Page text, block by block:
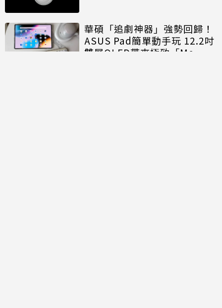
華碩「追劇神器」強勢回歸！
ASUS Pad簡單動手玩 12.2吋
雙層OLED帶來極致「Me